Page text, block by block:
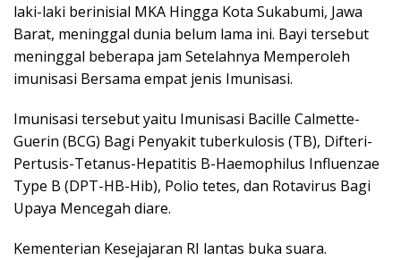
laki-laki berinisial MKA Hingga Kota Sukabumi, Jawa
Barat, meninggal dunia belum lama ini. Bayi tersebut
meninggal beberapa jam Setelahnya Memperoleh
imunisasi Bersama empat jenis Imunisasi.
Imunisasi tersebut yaitu Imunisasi Bacille Calmette-
Guerin (BCG) Bagi Penyakit tuberkulosis (TB), Difteri-
Pertusis-Tetanus-Hepatitis B-Haemophilus Influenzae
Type B (DPT-HB-Hib), Polio tetes, dan Rotavirus Bagi
Upaya Mencegah diare.
Kementerian Kesejajaran RI lantas buka suara.